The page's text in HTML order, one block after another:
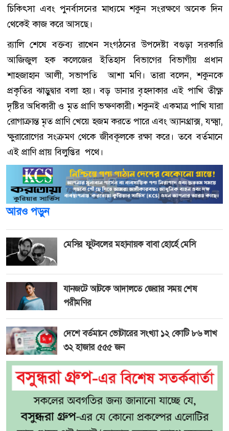
চিকিৎসা এবং পুনর্বাসনের মাধ্যমে শকুন সংরক্ষণে অনেক দিন
থেকেই কাজ করে আসছে।
র‌্যালি শেষে বক্তব্য রাখেন সংগঠনের উপদেষ্টা বগুড়া সরকারি
আজিজুল হক কলেজের ইতিহাস বিভাগের বিভাগীয় প্রধান
শাহজাহান আলী, সভাপতি আশা মণি। তারা বলেন, শকুনকে
প্রকৃতির ঝাড়ুদ্বার বলা হয়। বড় ডানার বৃহদাকার এই পাখি তীক্ষ্ণ
দৃষ্টির অধিকারী ও মৃত প্রাণি ভক্ষণকারী। শকুনই একমাত্র পাখি যারা
রোগাক্রান্ত মৃত প্রাণি খেয়ে হজম করতে পারে এবং অ্যানথ্রাক্স, যক্ষ্মা,
ক্ষুরারোগের সংক্রমণ থেকে জীবকূলকে রক্ষা করে। তবে বর্তমানে
এই প্রাণি প্রায় বিলুপ্তির পথে।
আরও পড়ুন
মেসির ফুটবলের মহানায়ক বাবা হোর্হে মেসি
যানজটে আটকে আদালতে জেরার সময় শেষ
পরীমণির
দেশে বর্তমানে ভোটারের সংখ্যা ১২ কোটি ৮৬ লাখ
৩২ হাজার ৫৫৫ জন